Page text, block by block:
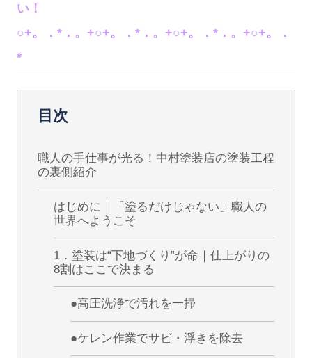
い！
○+。．*．。+○+。．*．。+○+。．*．。+○+。．
*
目次
職人の手仕事が光る！中村塗装店の塗装工程
の裏側紹介
はじめに｜「塗るだけじゃない」職人の
世界へようこそ
1．塗装は“下地づくり”が命｜仕上がりの
8割はここで決まる
●高圧洗浄で汚れを一掃
●ケレン作業でサビ・浮きを除去